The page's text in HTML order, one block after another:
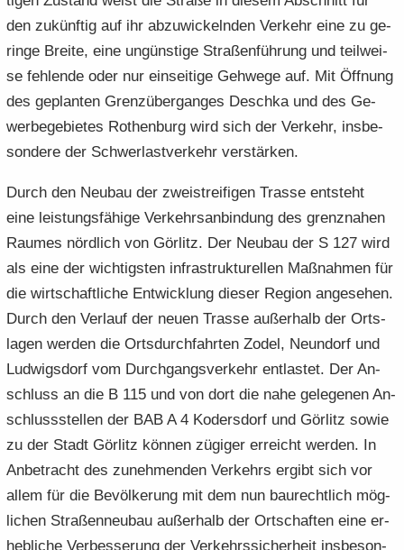
den zu­künf­tig auf ihr ab­zu­wi­ckeln­den Ver­kehr eine zu ge­
rin­ge Brei­te, eine un­güns­ti­ge Stra­ßen­füh­rung und teil­wei­
se feh­len­de oder nur ein­sei­ti­ge Geh­we­ge auf. Mit Öff­nung
des ge­plan­ten Grenz­über­gan­ges Deschka und des Ge­
wer­be­ge­bie­tes Ro­then­burg wird sich der Ver­kehr, ins­be­
son­de­re der Schwer­last­ver­kehr ver­stär­ken.
Durch den Neu­bau der zwei­strei­fi­gen Tras­se ent­steht
eine leis­tungs­fä­hi­ge Ver­kehrs­an­bin­dung des grenz­na­hen
Rau­mes nörd­lich von Gör­litz. Der Neu­bau der S 127 wird
als eine der wich­tigs­ten in­fra­struk­tu­rel­len Maß­nah­men für
die wirt­schaft­li­che Ent­wick­lung die­ser Re­gi­on an­ge­se­hen.
Durch den Ver­lauf der neuen Tras­se au­ßer­halb der Orts­
la­gen wer­den die Orts­durch­fahr­ten Zodel, Neun­dorf und
Lud­wigs­dorf vom Durch­gangs­ver­kehr ent­las­tet. Der An­
schluss an die B 115 und von dort die nahe ge­le­ge­nen An­
schluss­stel­len der BAB A 4 Ko­ders­dorf und Gör­litz sowie
zu der Stadt Gör­litz kön­nen zü­gi­ger er­reicht wer­den. In
An­be­tracht des zu­neh­men­den Ver­kehrs er­gibt sich vor
allem für die Be­völ­ke­rung mit dem nun bau­recht­lich mög­
li­chen Stra­ßen­neu­bau au­ßer­halb der Ort­schaf­ten eine er­
heb­li­che Ver­bes­se­rung der Ver­kehrs­si­cher­heit ins­be­son­